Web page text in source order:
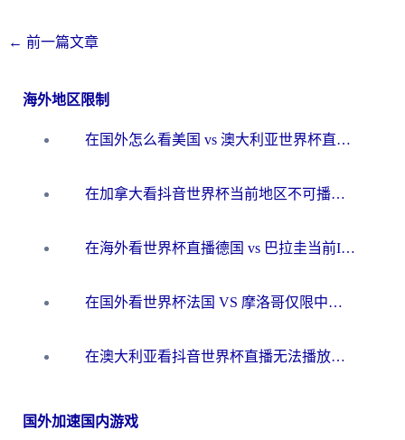
← 前一篇文章
海外地区限制
在国外怎么看美国 vs 澳大利亚世界杯直播？海外党必藏的中文解说观赛指南
在加拿大看抖音世界杯当前地区不可播放？海外党体育观赛终极指南
在海外看世界杯直播德国 vs 巴拉圭当前IP受限制？这篇指南帮你轻松解决地区限制
在国外看世界杯法国 VS 摩洛哥仅限中国大陆？别让地域限制拦下你的欢呼
在澳大利亚看抖音世界杯直播无法播放？海外党体育观赛终极指南来了！
国外加速国内游戏